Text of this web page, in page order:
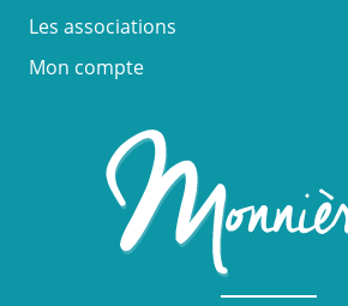
Les associations
Mon compte